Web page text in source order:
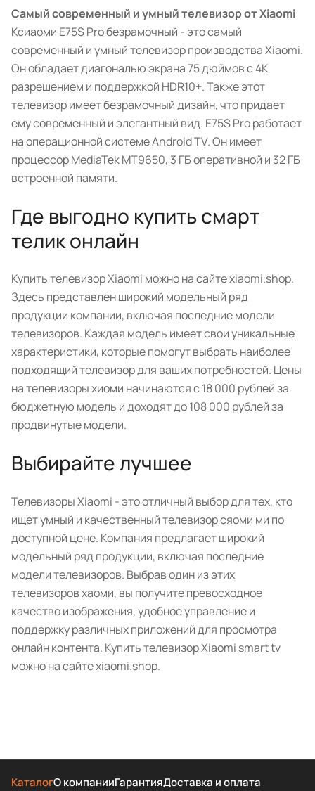
Самый современный и умный телевизор от Xiaomi
Ксиаоми E75S Pro безрамочный - это самый
современный и умный телевизор производства Xiaomi.
Он обладает диагональю экрана 75 дюймов с 4K
разрешением и поддержкой HDR10+. Также этот
телевизор имеет безрамочный дизайн, что придает
ему современный и элегантный вид. E75S Pro работает
на операционной системе Android TV. Он имеет
процессор MediaTek MT9650, 3 ГБ оперативной и 32 ГБ
встроенной памяти.
Где выгодно купить смарт
телик онлайн
Купить телевизор Xiaomi можно на сайте xiaomi.shop.
Здесь представлен широкий модельный ряд
продукции компании, включая последние модели
телевизоров. Каждая модель имеет свои уникальные
характеристики, которые помогут выбрать наиболее
подходящий телевизор для ваших потребностей. Цены
на телевизоры хиоми начинаются с 18 000 рублей за
бюджетную модель и доходят до 108 000 рублей за
продвинутые модели.
Выбирайте лучшее
Телевизоры Xiaomi - это отличный выбор для тех, кто
ищет умный и качественный телевизор сяоми ми по
доступной цене. Компания предлагает широкий
модельный ряд продукции, включая последние
модели телевизоров. Выбрав один из этих
телевизоров хаоми, вы получите превосходное
качество изображения, удобное управление и
поддержку различных приложений для просмотра
онлайн контента. Купить телевизор Xiaomi smart tv
можно на сайте xiaomi.shop.
КаталогО компанииГарантияДоставка и оплата